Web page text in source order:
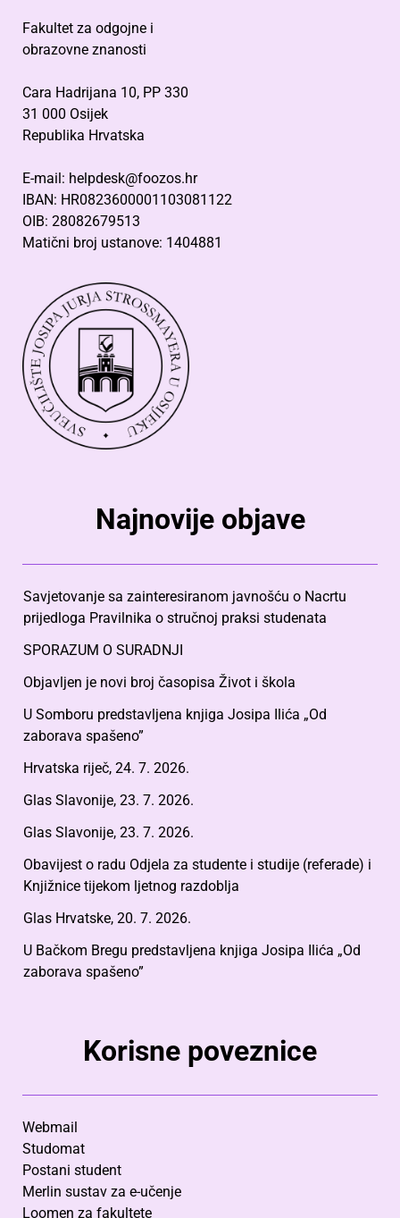
Fakultet za odgojne i
obrazovne znanosti
Cara Hadrijana 10, PP 330
31 000 Osijek
Republika Hrvatska
E-mail: helpdesk@foozos.hr
IBAN: HR0823600001103081122
OIB: 28082679513
Matični broj ustanove: 1404881
Najnovije objave
Savjetovanje sa zainteresiranom javnošću o Nacrtu
prijedloga Pravilnika o stručnoj praksi studenata
SPORAZUM O SURADNJI
Objavljen je novi broj časopisa Život i škola
U Somboru predstavljena knjiga Josipa Ilića „Od
zaborava spašeno”
Hrvatska riječ, 24. 7. 2026.
Glas Slavonije, 23. 7. 2026.
Glas Slavonije, 23. 7. 2026.
Obavijest o radu Odjela za studente i studije (referade) i
Knjižnice tijekom ljetnog razdoblja
Glas Hrvatske, 20. 7. 2026.
U Bačkom Bregu predstavljena knjiga Josipa Ilića „Od
zaborava spašeno”
Korisne poveznice
Webmail
Studomat
Postani student
Merlin sustav za e-učenje
Loomen za fakultete